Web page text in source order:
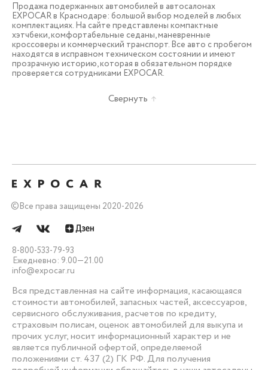
Продажа подержанных автомобилей в автосалонах
EXPOCAR в Краснодаре: большой выбор моделей в любых
комплектациях. На сайте представлены компактные
хэтчбеки, комфортабельные седаны, маневренные
кроссоверы и коммерческий транспорт. Все авто с пробегом
находятся в исправном техническом состоянии и имеют
прозрачную историю, которая в обязательном порядке
проверяется сотрудниками EXPOCAR.
Свернуть
©Все права защищены 2020-2026
8-800-533-79-93
Ежедневно: 9.00—21.00
info@expocar.ru
Вся представленная на сайте информация, касающаяся
стоимости автомобилей, запасных частей, аксессуаров,
сервисного обслуживания, расчетов по кредиту,
страховым полисам, оценок автомобилей для выкупа и
прочих услуг, носит информационный характер и не
является публичной офертой, определяемой
положениями ст. 437 (2) ГК РФ. Для получения